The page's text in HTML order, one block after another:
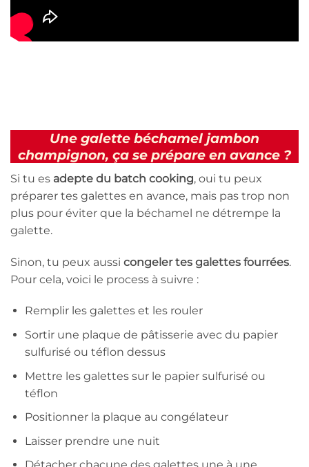
Une galette béchamel jambon
champignon, ça se prépare en avance ?
Si tu es adepte du batch cooking, oui tu peux
préparer tes galettes en avance, mais pas trop non
plus pour éviter que la béchamel ne détrempe la
galette.
Sinon, tu peux aussi congeler tes galettes fourrées.
Pour cela, voici le process à suivre :
Remplir les galettes et les rouler
Sortir une plaque de pâtisserie avec du papier
sulfurisé ou téflon dessus
Mettre les galettes sur le papier sulfurisé ou
téflon
Positionner la plaque au congélateur
Laisser prendre une nuit